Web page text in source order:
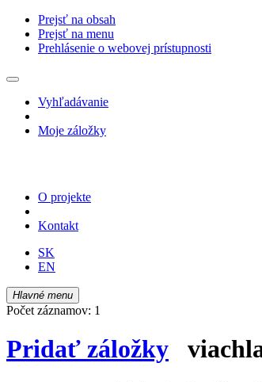
Prejsť na obsah
Prejsť na menu
Prehlásenie o webovej prístupnosti
Vyhľadávanie
Moje záložky
O projekte
Kontakt
SK
EN
Hlavné menu
Počet záznamov: 1
Pridať záložky